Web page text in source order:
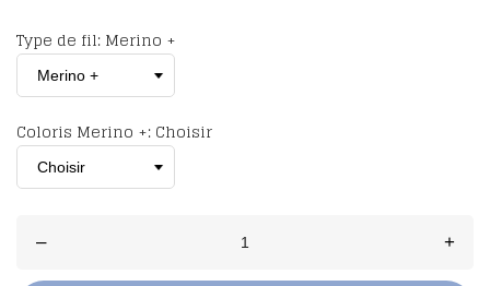
Type de fil: Merino +
Coloris Merino +: Choisir
– +